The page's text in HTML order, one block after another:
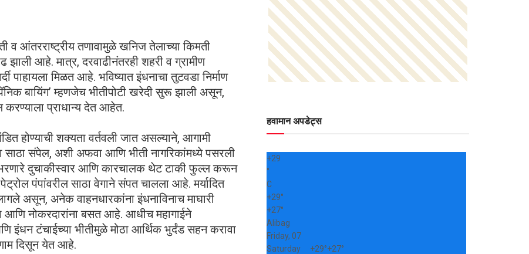
व आंतरराष्ट्रीय तणावामुळे खनिज तेलाच्या किमती
आहे. मात्र, दरवाढीनंतरही शहरी व ग्रामीण
पाहायला मिळत आहे. भविष्यात इंधनाचा तुटवडा निर्माण
बायिंग’ म्हणजेच भीतीपोटी खरेदी सुरू झाली असून,
करण्याला प्राधान्य देत आहेत.
होण्याची शक्यता वर्तवली जात असल्याने, आगामी
संपेल, अशी अफवा आणि भीती नागरिकांमध्ये पसरली
दुचाकीस्वार आणि कारचालक थेट टाकी फुल्ल करून
पंपांवरील साठा वेगाने संपत चालला आहे. मर्यादित
असून, अनेक वाहनधारकांना इंधनाविनाच माघारी
आणि नोकरदारांना बसत आहे. आधीच महागाईने
इंधन टंचाईच्या भीतीमुळे मोठा आर्थिक भुर्दंड सहन करावा
दिसून येत आहे.
हवामान अपडेट्स
+29
°
C
+29°
+27°
Alibag
Friday, 07
Saturday
+29°+27°